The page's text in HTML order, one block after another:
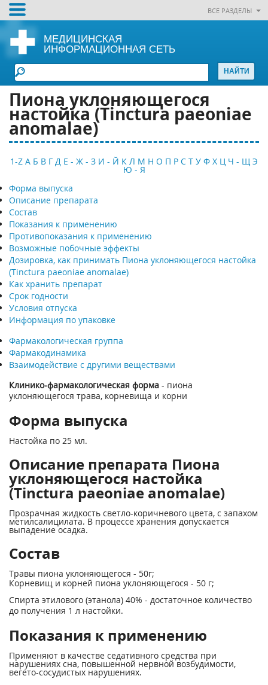
ВСЕ РАЗДЕЛЫ
МЕДИЦИНСКАЯ
ИНФОРМАЦИОННАЯ СЕТЬ
Пиона уклоняющегося
настойка (Tinctura paeoniae
anomalae)
1-Z А Б В Г Д Е - Ж - З И - Й К Л М Н О П Р С Т У Ф Х Ц Ч - Щ Э
Ю - Я
Форма выпуска
Описание препарата
Состав
Показания к применению
Противопоказания к применению
Возможные побочные эффекты
Дозировка, как принимать Пиона уклоняющегося настойка
(Tinctura paeoniae anomalae)
Как хранить препарат
Срок годности
Условия отпуска
Информация по упаковке
Фармакологическая группа
Фармакодинамика
Взаимодействие с другими веществами
Клинико-фармакологическая форма - пиона
уклоняющегося трава, корневища и корни
Форма выпуска
Настойка по 25 мл.
Описание препарата Пиона
уклоняющегося настойка
(Tinctura paeoniae anomalae)
Прозрачная жидкость светло-коричневого цвета, с запахом
метилсалицилата. В процессе хранения допускается
выпадение осадка.
Состав
Травы пиона уклоняющегося - 50г;
Корневищ и корней пиона уклоняющегося - 50 г;
Спирта этилового (этанола) 40% - достаточное количество
до получения 1 л настойки.
Показания к применению
Применяют в качестве седативного средства при
нарушениях сна, повышенной нервной возбудимости,
вегето-сосудистых нарушениях.